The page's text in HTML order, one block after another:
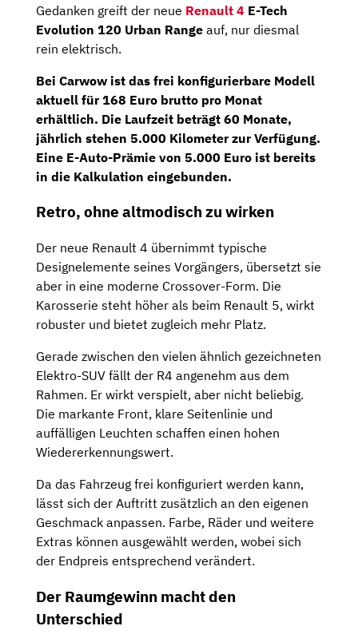
Gedanken greift der neue Renault 4 E-Tech
Evolution 120 Urban Range auf, nur diesmal
rein elektrisch.
Bei Carwow ist das frei konfigurierbare Modell
aktuell für168 Euro brutto pro Monat
erhältlich. Die Laufzeit beträgt 60 Monate,
jährlich stehen 5.000 Kilometerzur Verfügung.
Eine E-Auto-Prämie von 5.000 Euro ist bereits
in die Kalkulation eingebunden.
Retro, ohne altmodisch zu wirken
Der neue Renault 4 übernimmt typische
Designelemente seines Vorgängers, übersetzt sie
aber in eine moderne Crossover-Form. Die
Karosserie steht höher als beim Renault 5, wirkt
robuster und bietet zugleich mehr Platz.
Gerade zwischen den vielen ähnlich gezeichneten
Elektro-SUV fällt der R4 angenehm aus dem
Rahmen. Er wirkt verspielt, aber nicht beliebig.
Die markante Front, klare Seitenlinie und
auffälligen Leuchten schaffen einen hohen
Wiedererkennungswert.
Da das Fahrzeug frei konfiguriert werden kann,
lässt sich der Auftritt zusätzlich an den eigenen
Geschmack anpassen. Farbe, Räder und weitere
Extras können ausgewählt werden, wobei sich
der Endpreis entsprechend verändert.
Der Raumgewinn macht den
Unterschied